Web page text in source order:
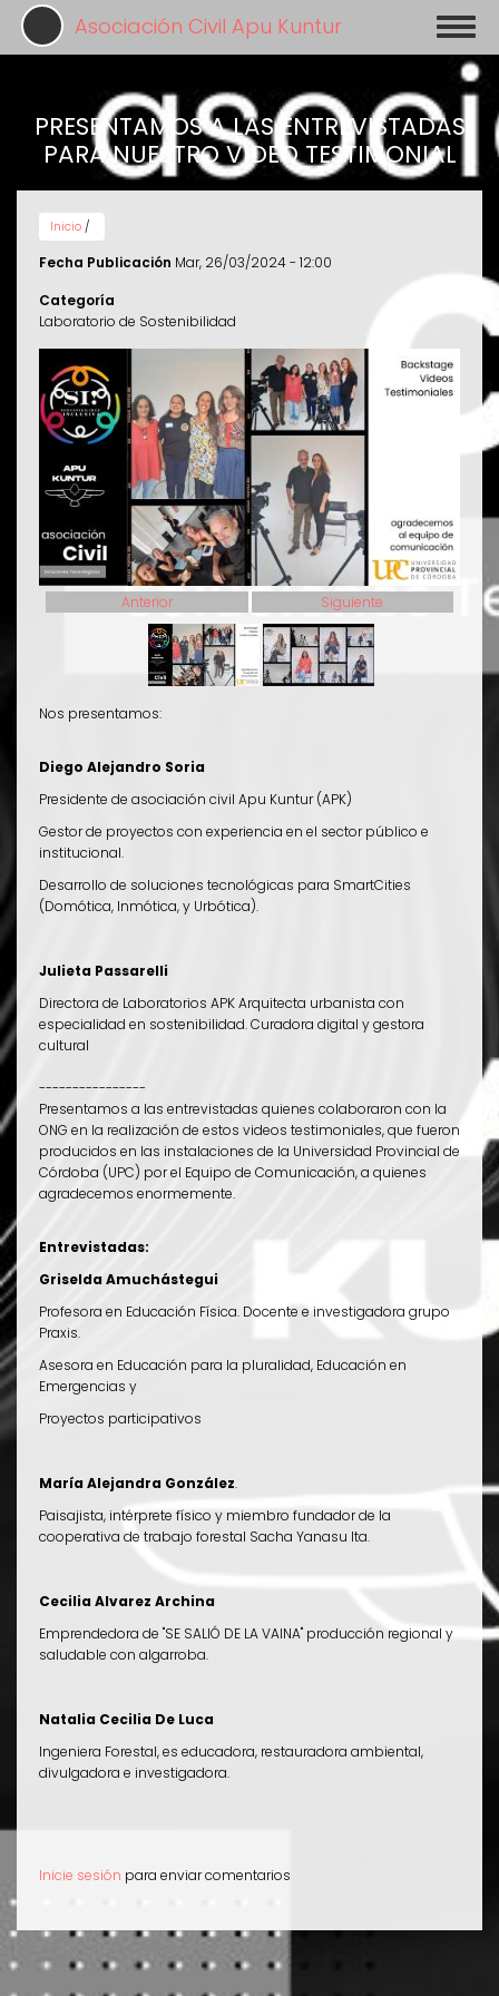
Pasar
contenido
Asociación Civil Apu Kuntur
PRESENTAMOS A LAS ENTREVISTADAS
PARA NUESTRO VIDEO TESTIMONIAL
Inicio /
Fecha Publicación Mar, 26/03/2024 - 12:00
Categoría
Laboratorio de Sostenibilidad
Anterior Siguiente
Nos presentamos:
Diego Alejandro Soria
Presidente de asociación civil Apu Kuntur (APK)
Gestor de proyectos con experiencia en el sector público e
institucional.
Desarrollo de soluciones tecnológicas para SmartCities
(Domótica, Inmótica, y Urbótica).
Julieta Passarelli
Directora de Laboratorios APK Arquitecta urbanista con
especialidad en sostenibilidad. Curadora digital y gestora
cultural
----------------
Presentamos a las entrevistadas quienes colaboraron con la
ONG en la realización de estos videos testimoniales, que fueron
producidos en las instalaciones de la Universidad Provincial de
Córdoba (UPC) por el Equipo de Comunicación, a quienes
agradecemos enormemente.
Entrevistadas:
Griselda Amuchástegui
Profesora en Educación Física. Docente e investigadora grupo
Praxis.
Asesora en Educación para la pluralidad, Educación en
Emergencias y
Proyectos participativos
María Alejandra González.
Paisajista, intérprete físico y miembro fundador de la
cooperativa de trabajo forestal Sacha Yanasu lta.
Cecilia Alvarez Archina
Emprendedora de "SE SALIÓ DE LA VAINA" producción regional y
saludable con algarroba.
Natalia Cecilia De Luca
Ingeniera Forestal, es educadora, restauradora ambiental,
divulgadora e investigadora.
Inicie sesión para enviar comentarios